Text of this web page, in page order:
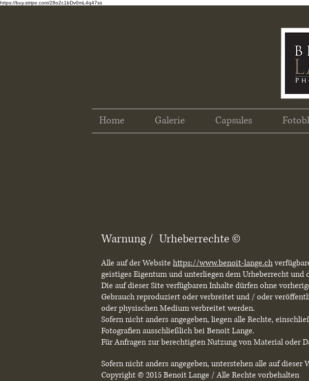
https://buy.stripe.com/28o2c1bDv0mL4q47ss
Home Galerie Capsules
Warnung / Urheberrechte ©
Alle auf der Website https://www.benoit-lange.ch
geistiges Eigentum und unterliegen dem Urheberrecht
Die auf dieser Site verfügbaren Inhalte dürfen ohne
Gebrauch reproduziert oder verbreitet und / oder
oder physischen Medium verbreitet werden.
Sofern nicht anders angegeben, liegen alle Rechte,
Fotografien ausschließlich bei Benoit Lange.
Für Anfragen zur berechtigten Nutzung von Material oder
Sofern nicht anders angegeben, unterstehen alle auf
Copyright © 2015 Benoit Lange / Alle Rechte vorbehalten